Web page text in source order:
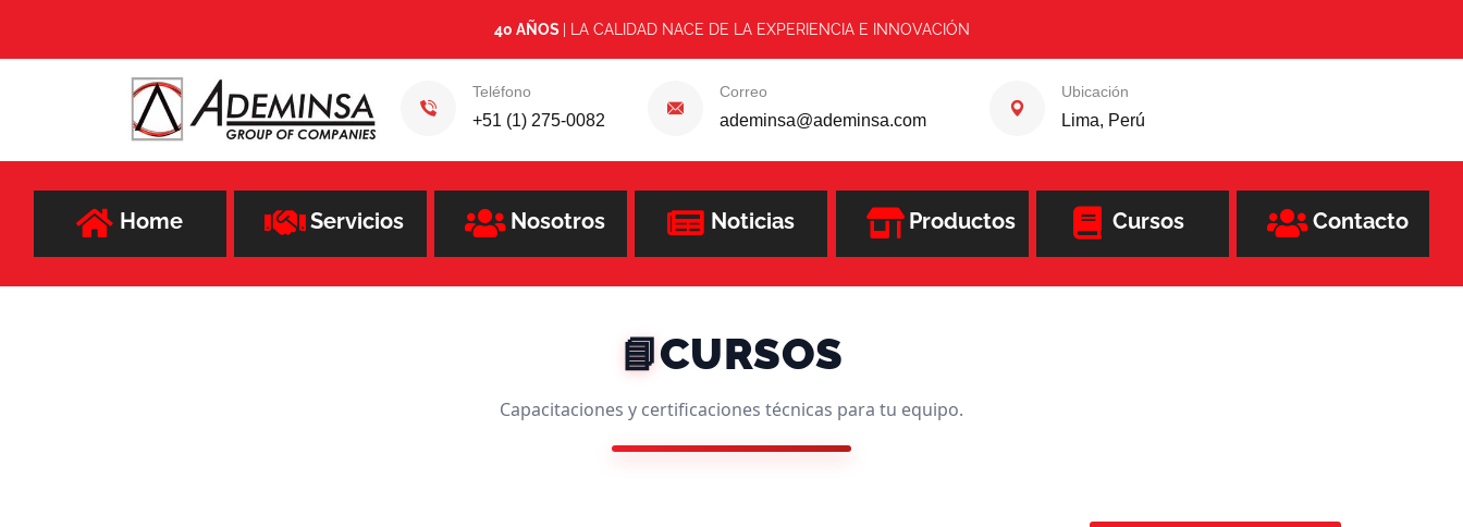
40 AÑOS | LA CALIDAD NACE DE LA EXPERIENCIA E INNOVACIÓN
Teléfono
+51 (1) 275-0082
Correo
ademinsa@ademinsa.com
Ubicación
Lima, Perú
Home Servicios Nosotros Noticias Productos Cursos Contacto
📘CURSOS
Capacitaciones y certificaciones técnicas para tu equipo.